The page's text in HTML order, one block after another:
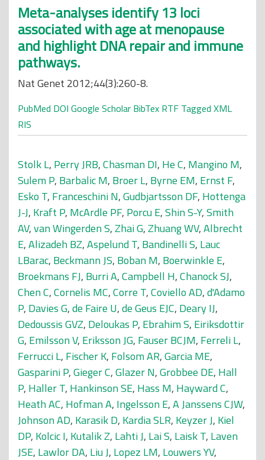
Meta-analyses identify 13 loci
associated with age at menopause
and highlight DNA repair and immune
pathways.
Nat Genet 2012;44(3):260-8.
PubMed DOI Google Scholar BibTex RTF Tagged XML
RIS
Stolk L, Perry JRB,Chasman DI, He C, Mangino M,
Sulem P, Barbalic M, Broer L, Byrne EM, Ernst F,
Esko T, Franceschini N,Gudbjartsson DF, Hottenga
J-J, Kraft P, McArdle PF, Porcu E,Shin S-Y,Smith
AV,van Wingerden S,Zhai G,Zhuang WV,Albrecht
E,Alizadeh BZ,Aspelund T, Bandinelli S, Lauc
LBarac, Beckmann JS, Boban M, Boerwinkle E,
Broekmans FJ, Burri A,Campbell H,Chanock SJ,
Chen C,Cornelis MC,Corre T,Coviello AD,d'Adamo
P, Davies G,de Faire U,de Geus EJC, Deary IJ,
Dedoussis GVZ, Deloukas P, Ebrahim S, Eiriksdottir
G, Emilsson V, Eriksson JG, Fauser BCJM, Ferreli L,
Ferrucci L, Fischer K, Folsom AR,Garcia ME,
Gasparini P,Gieger C,Glazer N,Grobbee DE, Hall
P, Haller T, Hankinson SE, Hass M, Hayward C,
Heath AC, Hofman A, Ingelsson E,A Janssens CJW,
Johnson AD, Karasik D, Kardia SLR, Keyzer J, Kiel
DP, Kolcic I, Kutalik Z, Lahti J, Lai S, Laisk T, Laven
JSE, Lawlor DA, Liu J, Lopez LM, Louwers YV,